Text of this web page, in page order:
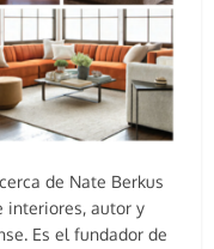
de Nate Berkus
interiores, autor y
Es el fundador de